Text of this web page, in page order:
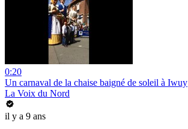
0:20
Un carnaval de la chaise baigné de soleil à Iwuy
La Voix du Nord
il y a 9 ans